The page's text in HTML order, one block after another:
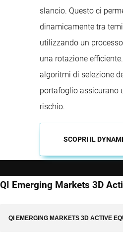
slancio. Questo ci
dinamicamente tra
utilizzando un
una rotazione
algoritmi di selezione
portafoglio assicurano
rischio.
SCOPRI IL
QI Emerging Markets 3D
QI EMERGING MARKETS 3D ACTIVE